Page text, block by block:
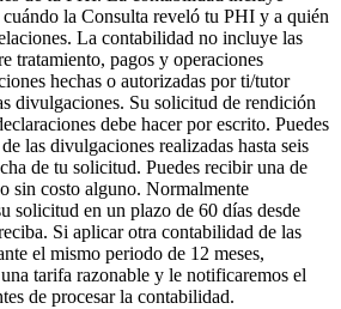
la Consulta reveló tu PHI y a quién
La contabilidad no incluye las
tratamiento, pagos y operaciones
hechas o autorizadas por ti/tutor
divulgaciones. Su solicitud de rendición
debe hacer por escrito. Puedes
las divulgaciones realizadas hasta seis
de tu solicitud. Puedes recibir una de
sin costo alguno. Normalmente
solicitud en un plazo de 60 días desde
Si aplicar otra contabilidad de las
el mismo periodo de 12 meses,
tarifa razonable y le notificaremos el
de procesar la contabilidad.